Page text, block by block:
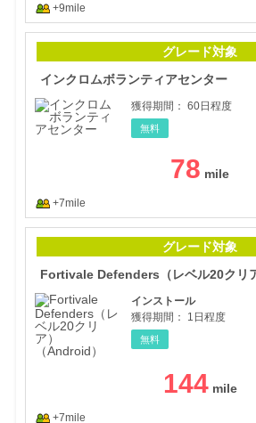
+9mile
グレード対象
インクロムボランティアセンター
獲得期間： 60日程度
無料
78
+7mile
グレード対象
Fortivale Defenders（レベル20クリ
インストール
獲得期間：
1日程度
無料
144
+7mile